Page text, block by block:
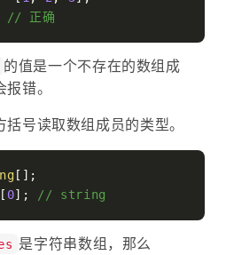
// 正确
的值是一个不存在的数组成
错。
号读取数组成员的类型。
[ 0]; // string
是字符串数组，那么